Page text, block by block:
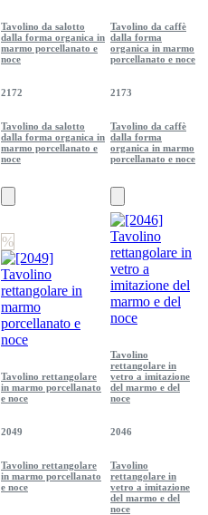
Tavolino da salotto
dalla forma organica in
marmo porcellanato e
noce
2172
Tavolino da salotto
dalla forma organica in
marmo porcellanato e
noce
Tavolino da caffè
dalla forma
organica in marmo
porcellanato e noce
2173
Tavolino da caffè
dalla forma
organica in marmo
porcellanato e noce
%
Tavolino rettangolare
in marmo porcellanato
e noce
2049
Tavolino rettangolare
in marmo porcellanato
e noce
Tavolino
rettangolare in
vetro a imitazione
del marmo e del
noce
2046
Tavolino
rettangolare in
vetro a imitazione
del marmo e del
noce